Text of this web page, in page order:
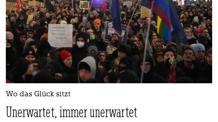
Wo das Glück sitzt
Unerwartet, immer unerwartet